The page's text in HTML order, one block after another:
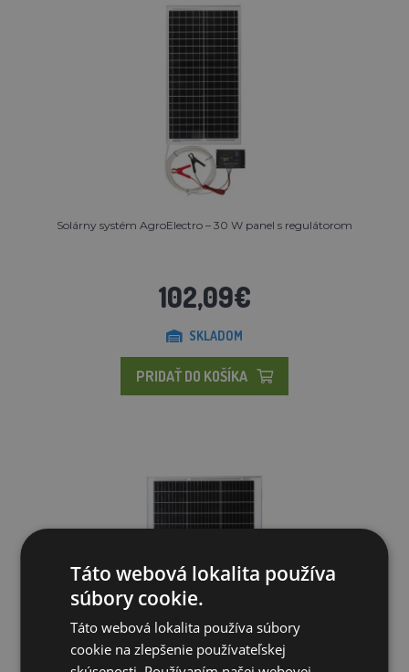
Solárny systém AgroElectro – 30 W panel s regulátorom
102,09€
SKLADOM
PRIDAŤ DO KOŠÍKA
Táto webová lokalita používa
súbory cookie.
Táto webová lokalita používa súbory
cookie na zlepšenie používateľskej